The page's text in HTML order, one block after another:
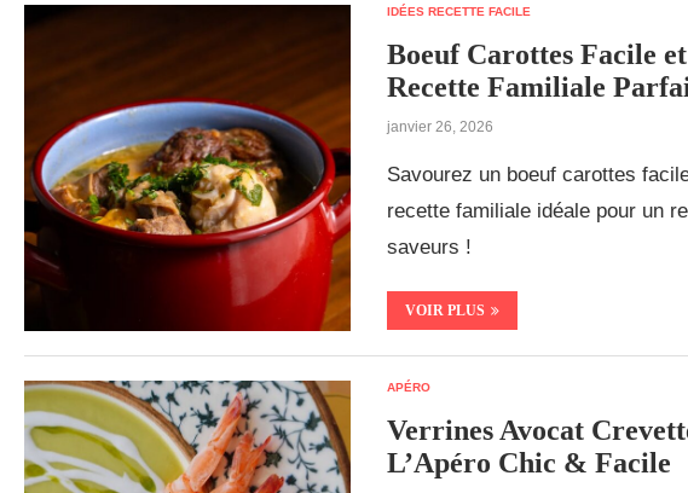
IDÉES RECETTE FACILE
Boeuf Carottes Facile
Recette Familiale
janvier 26, 2026
Savourez un boeuf carottes
recette familiale idéale pour un
saveurs !
VOIR PLUS
APÉRO
Verrines Avocat
L’Apéro Chic & Facile